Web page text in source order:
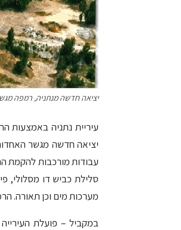
יציאה חדשה מנתניה, רמפה
עיריית נתניה באמצעות
יציאה חדשה מגשר
עבודות מורכבות להקמת
סלילת כביש דו מסלולי,
מערכות מים וכן תאורה.
במקביל – פועלת